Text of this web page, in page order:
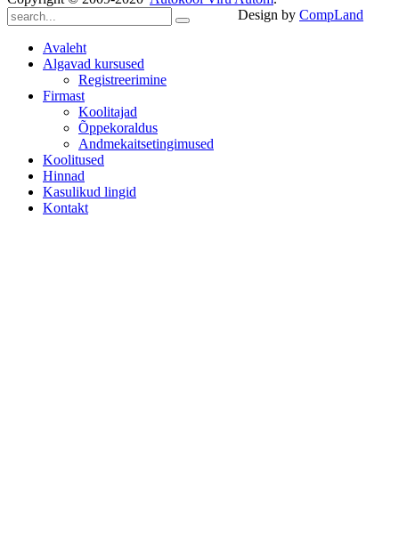
Design by CompLand
Avaleht
Algavad kursused
Registreerimine
Firmast
Koolitajad
Õppekoraldus
Andmekaitsetingimused
Koolitused
Hinnad
Kasulikud lingid
Kontakt